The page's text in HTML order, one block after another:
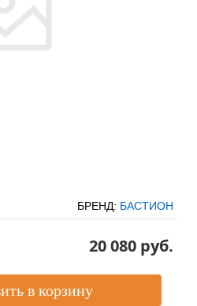
БРЕНД: БАСТИОН
20 080 pуб.